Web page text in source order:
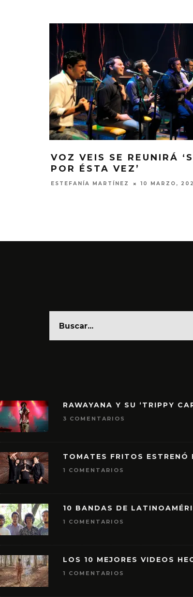
VOZ VEIS SE REUNIRÁ
POR ÉSTA VEZ’
ESTEFANÍA MARTÍNEZ 10 MARZO,
MONET IN BLUE EXPLORA LA
FRAGILIDAD DEL TIEMPO
CON ‘ALONSO’
7 AGOSTO, 2026
RAWAYANA Y SU ‘TRIPPY
3 COMENTARIOS
TOMATES FRITOS ESTRENÓ
1 COMENTARIOS
10 BANDAS DE
1 COMENTARIOS
LOS 10 MEJORES VIDEOS
1 COMENTARIOS